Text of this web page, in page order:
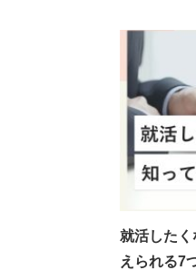
就活した
えられる7